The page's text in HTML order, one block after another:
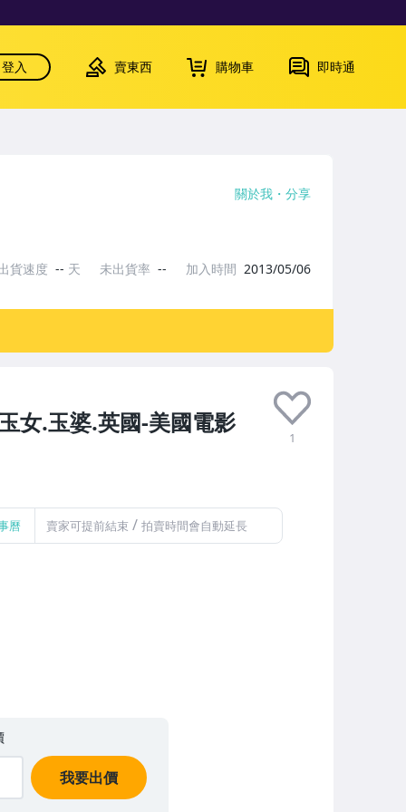
登入 賣東西 購物車 即時通
女.玉婆.英國-美國電影
1
曆 賣家可提前結束 / 拍賣時間會自動延長
我要出價
關於我 分享
貨速度 -- 天 未出貨率 -- 加入時間 2013/05/06